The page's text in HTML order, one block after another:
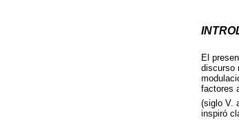
El
discurso
factores
(siglo V.
inspiró